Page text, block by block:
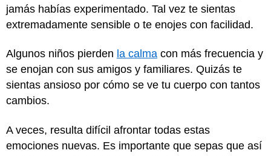
jamás habías experimentado. Tal vez te sientas
extremadamente sensible o te enojes con facilidad.
Algunos niños pierden la calma con más frecuencia y
se enojan con sus amigos y familiares. Quizás te
sientas ansioso por cómo se ve tu cuerpo con tantos
cambios.
A veces, resulta difícil afrontar todas estas
emociones nuevas. Es importante que sepas que así